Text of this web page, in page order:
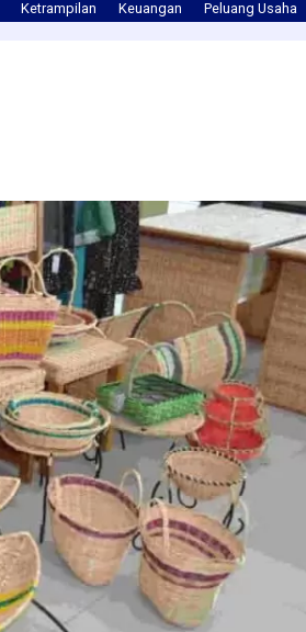
Ketrampilan Keuangan Peluang Usaha